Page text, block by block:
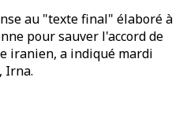
au "texte final" élaboré à
pour sauver l'accord de
iranien, a indiqué mardi
Irna.